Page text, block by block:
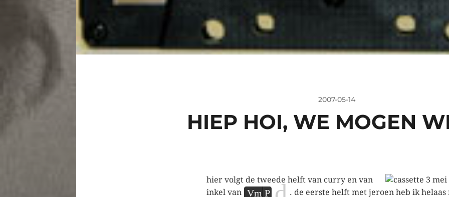
2007-05-14
HIEP HOI, WE MOGEN
hier volgt de tweede helft van curry en van
inkel van Vm P
. de eerste helft met jeroen heb ik helaas